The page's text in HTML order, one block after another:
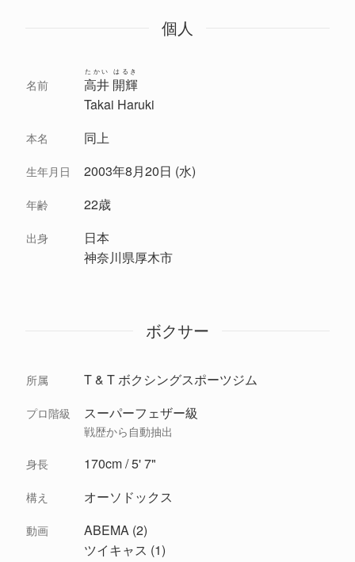
個人
名前 高井 開輝
たかい はるき
Takai Haruki
本名 同上
生年月日 2003年8月20日 (水)
年齢 22歳
出身
日本
神奈川県厚木市
ボクサー
所属 T & T ボクシングスポーツジム
プロ階級 スーパーフェザー級
戦歴から自動抽出
身長 170cm / 5' 7"
構え オーソドックス
動画
ABEMA (2)
ツイキャス (1)